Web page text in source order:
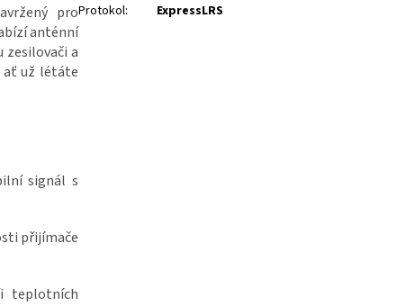
pro
anténní
a
ať už létáte
signál s
přijímače
teplotních
Protokol: ExpressLRS